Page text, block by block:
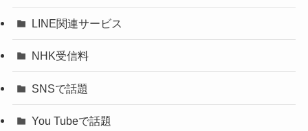
LINE関連サービス
NHK受信料
SNSで話題
You Tubeで話題